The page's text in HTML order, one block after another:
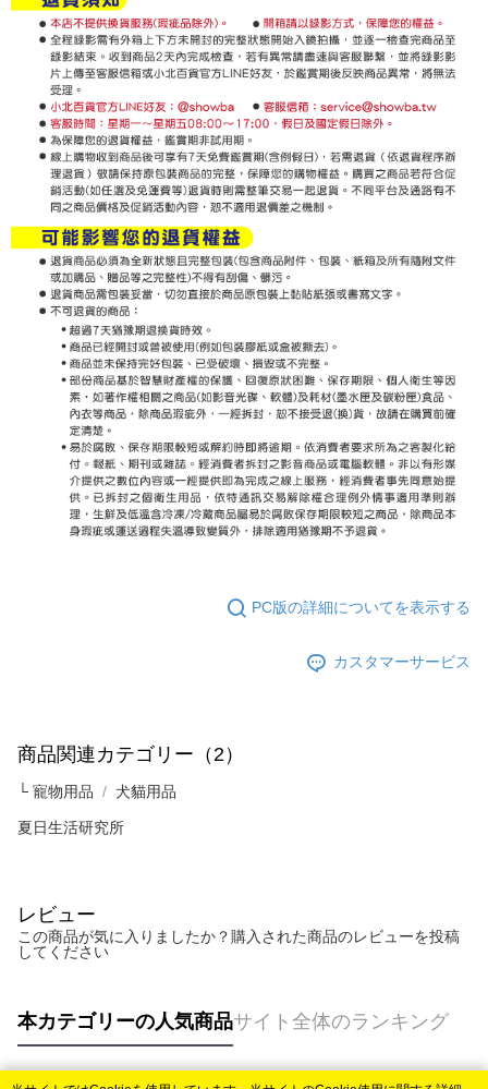
PC版の詳細についてを表示する
カスタマーサービス
商品関連カテゴリー（2）
└ 寵物用品 犬貓用品
夏日生活研究所
レビュー
この商品が気に入りましたか？購入された商品のレビューを投稿
してください
本カテゴリーの人気商品サイト全体のランキング